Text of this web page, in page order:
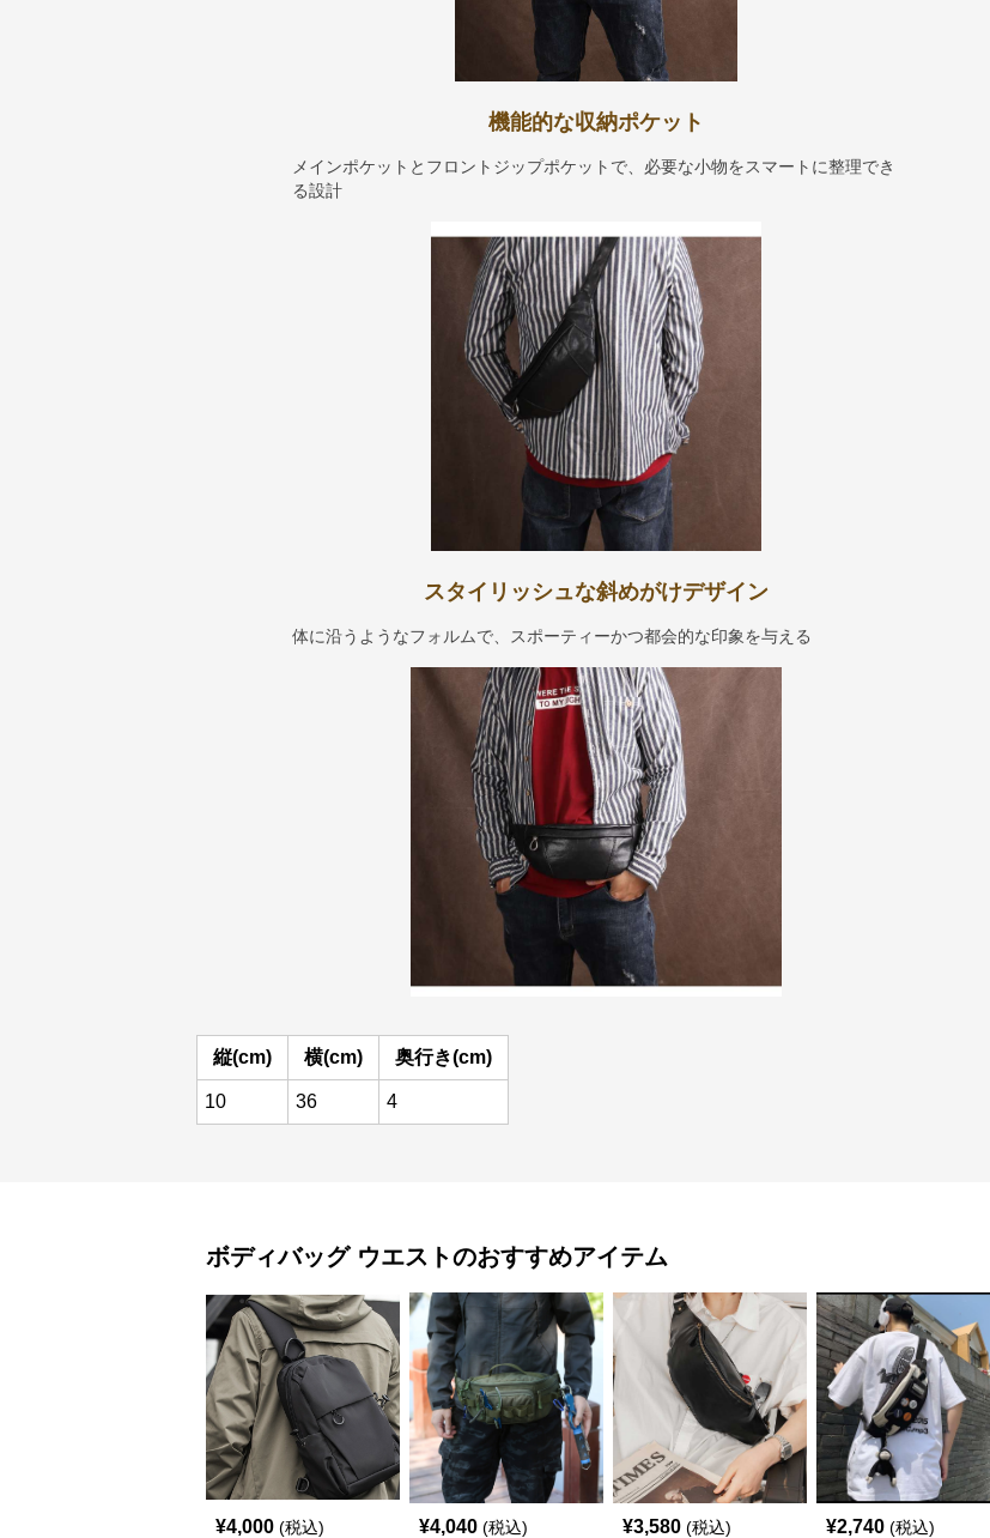
機能的な収納ポケット
メインポケットとフロントジップポケットで、必要な小物をスマートに整理でき
る設計
スタイリッシュな斜めがけデザイン
体に沿うようなフォルムで、スポーティーかつ都会的な印象を与える
縦(cm) 横(cm) 奥行き(cm)
10 36 4
ボディバッグ ウエストのおすすめアイテム
¥4,000 (税込) ¥4,040 (税込) ¥3,580 (税込) ¥2,740 (税込)